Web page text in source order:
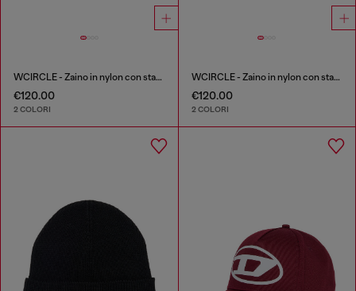
WCIRCLE - Zaino in nylon con stampa logo
€120.00
2 COLORI
WCIRCLE - Zaino in nylon con stampa logo
€120.00
2 COLORI